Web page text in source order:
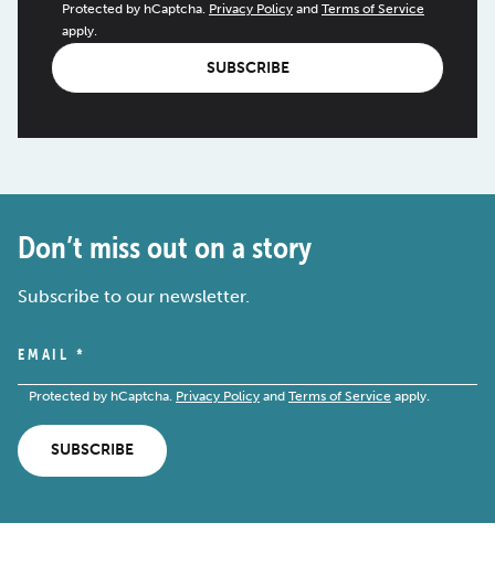
Protected by hCaptcha. Privacy Policy and Terms of Service
apply.
SUBSCRIBE
Don’t miss out on a story
Subscribe to our newsletter.
EMAIL *
Protected by hCaptcha. Privacy Policy and Terms of Service apply.
SUBSCRIBE